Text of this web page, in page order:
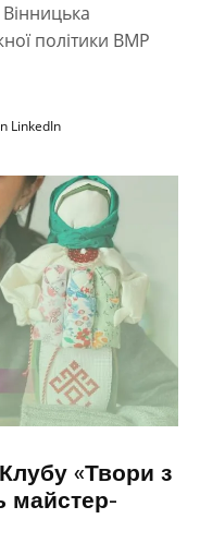
політики ВМР
«Твори з
майстер-